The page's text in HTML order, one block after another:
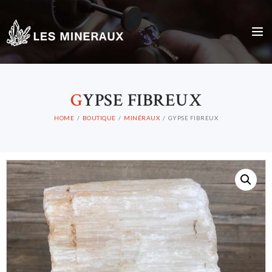
GYPSE FIBREUX
HOME BOUTIQUE MINÉRAUX GYPSE FIBREUX